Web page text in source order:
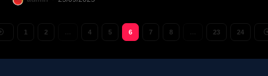
1 2 4 5 6 7 8 23 24